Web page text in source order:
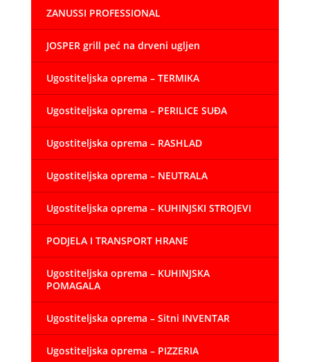
ZANUSSI PROFESSIONAL
JOSPER grill peć na drveni ugljen
Ugostiteljska oprema – TERMIKA
Ugostiteljska oprema – PERILICE SUĐA
Ugostiteljska oprema – RASHLAD
Ugostiteljska oprema – NEUTRALA
Ugostiteljska oprema – KUHINJSKI STROJEVI
PODJELA I TRANSPORT HRANE
Ugostiteljska oprema – KUHINJSKA
POMAGALA
Ugostiteljska oprema – Sitni INVENTAR
Ugostiteljska oprema – PIZZERIA